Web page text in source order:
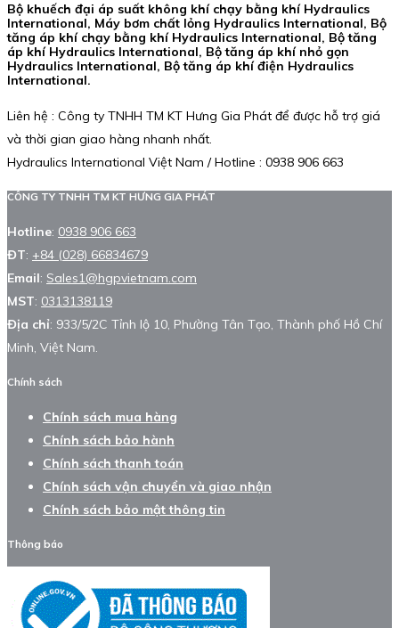
Bộ khuếch đại áp suất không khí chạy bằng khí Hydraulics
International, Máy bơm chất lỏng Hydraulics International, Bộ
tăng áp khí chạy bằng khí Hydraulics International, Bộ tăng
áp khí Hydraulics International, Bộ tăng áp khí nhỏ gọn
Hydraulics International, Bộ tăng áp khí điện Hydraulics
International.
Liên hệ : Công ty TNHH TM KT Hưng Gia Phát để được hỗ trợ giá
và thời gian giao hàng nhanh nhất.
Hydraulics International Việt Nam / Hotline : 0938 906 663
CÔNG TY TNHH TM KT HƯNG GIA PHÁT
Hotline: 0938 906 663
ĐT: +84 (028) 66834679
Email: Sales1@hgpvietnam.com
MST: 0313138119
Địa chỉ: 933/5/2C Tỉnh lộ 10, Phường Tân Tạo, Thành phố Hồ Chí
Minh, Việt Nam.
Chính sách
Chính sách mua hàng
Chính sách bảo hành
Chính sách thanh toán
Chính sách vận chuyển và giao nhận
Chính sách bảo mật thông tin
Thông báo